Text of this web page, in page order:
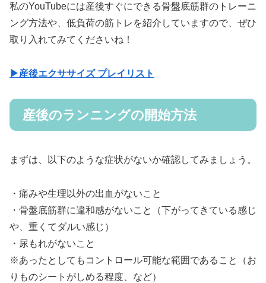
私のYouTubeには産後すぐにできる骨盤底筋群のトレーニ
ング方法や、低負荷の筋トレを紹介していますので、ぜひ
取り入れてみてくださいね！
▶産後エクササイズ プレイリスト
産後のランニングの開始方法
まずは、以下のような症状がないか確認してみましょう。
・痛みや生理以外の出血がないこと
・骨盤底筋群に違和感がないこと（下がってきている感じ
や、重くてダルい感じ）
・尿もれがないこと
※あったとしてもコントロール可能な範囲であること（お
りものシートがしめる程度、など）